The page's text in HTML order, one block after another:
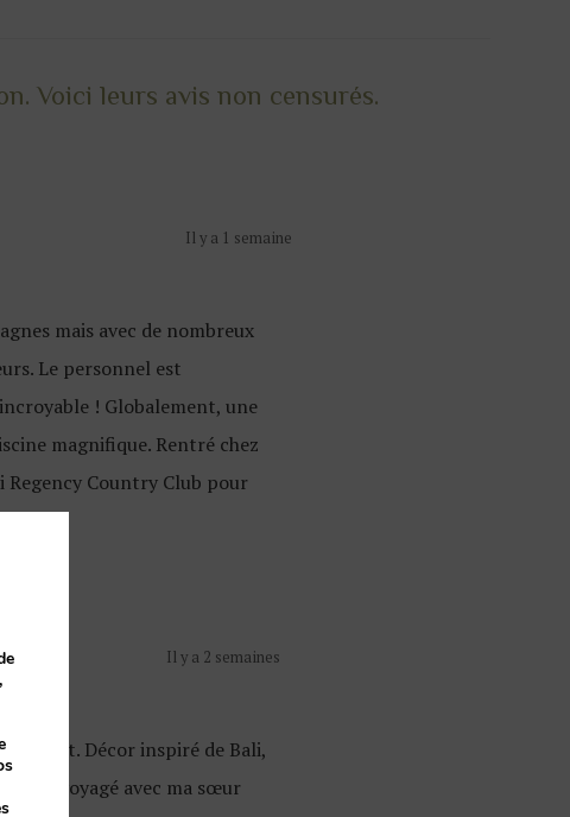
Voici leurs avis non censurés.
Il y a 1 semaine
mais avec de nombreux
Le personnel est
! Globalement, une
magnifique. Rentré chez
Country Club pour
Il y a 2 semaines
faut. Décor inspiré de Bali,
J’ai voyagé avec ma sœur